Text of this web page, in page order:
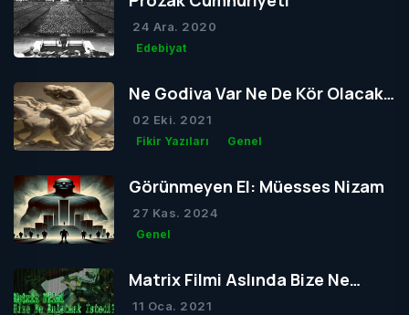
24 Ara. 2020
Edebiyat
Ne Godiva Var Ne De Kör Olacak
Tom
02 Eki. 2021
Fikir Yazıları Genel
Görünmeyen El: Müesses Nizam
27 Kas. 2024
Genel
Matrix Filmi Aslında Bize Ne
Anlatmak İstedi?
11 Oca. 2021